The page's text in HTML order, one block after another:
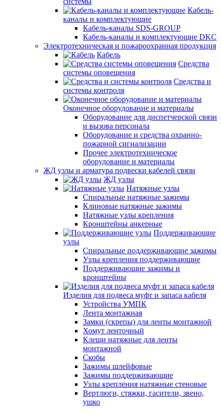
Кабель-
каналы и комплектующие
Кабель-каналы SDS-GROUP
Кабель-каналы и комплектующие DKC
Электротехническая и пожароохранная продукция
Кабель
Средства
системы оповещения
Средства и
системы контроля
Оконечное оборудование и материалы
Оборудование для диспетчерской связи
и вызова персонала
Оборудование и средства охранно-
пожарной сигнализации
Прочее электротехническое
оборудование и материалы
ЖД узлы и арматура подвески кабелей связи
ЖД узлы
Натяжные узлы
Спиральные натяжные зажимы
Клиновые натяжные зажимы
Натяжные узлы крепления
Кронштейны анкерные
Поддерживающие
узлы
Спиральные поддерживающие зажимы
Узлы крепления поддерживающие
Поддерживающие зажимы и
кронштейны
Изделия для подвеса муфт и запаса кабеля
Устройства УМПК
Лента монтажная
Замки (скрепы) для ленты монтажной
Хомут ленточный
Клещи натяжные для ленты
монтажной
Скобы
Зажимы шлейфовые
Зажимы поддерживающие
Узлы крепления натяжные стеновые
Вертлюги, стяжки, гасители, звено,
ушко